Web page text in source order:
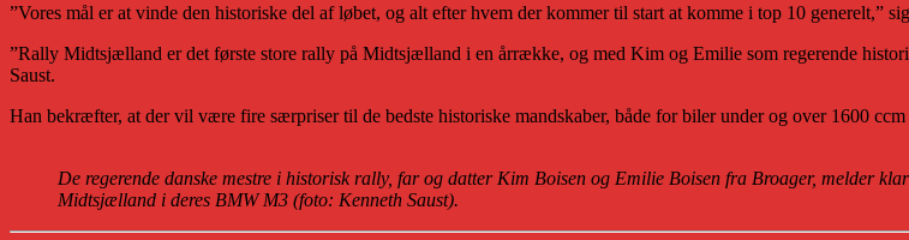
”Vores mål er at vinde den historiske del af løbet, og alt efter hvem der kommer til start at komme i top 10 generelt,”
”Rally Midtsjælland er det første store rally på Midtsjælland i en årrække, og med Kim og Emilie som regerende
Saust.
Han bekræfter, at der vil være fire særpriser til de bedste historiske mandskaber, både for biler under og over 1600
De regerende danske mestre i historisk rally, far og datter Kim Boisen og Emilie Boisen fra Broager, melder
Midtsjælland i deres BMW M3 (foto: Kenneth Saust).